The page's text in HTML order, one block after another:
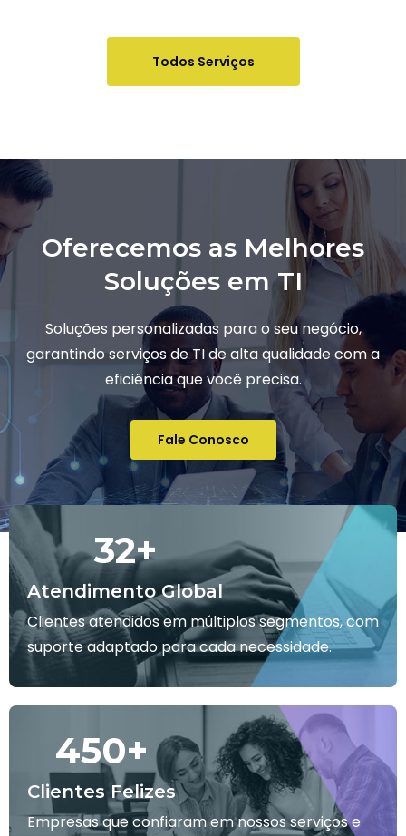
Todos Serviços
Oferecemos as Melhores
Soluções em TI
Soluções personalizadas para o seu negócio,
garantindo serviços de TI de alta qualidade com a
eficiência que você precisa.
Fale Conosco
Atendimento Global
32+
Clientes atendidos em múltiplos segmentos, com
suporte adaptado para cada necessidade.
Clientes Felizes
450+
Empresas que confiaram em nossos serviços e